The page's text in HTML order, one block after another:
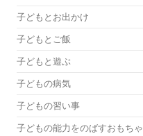
子どもとお出かけ
子どもとご飯
子どもと遊ぶ
子どもの病気
子どもの習い事
子どもの能力をのばすおもちゃ